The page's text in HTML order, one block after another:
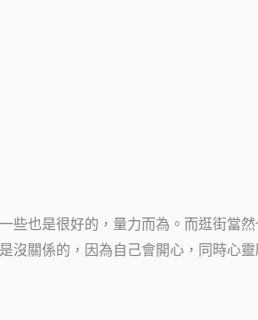
也是很好的，量力而為。而逛街當
沒關係的，因為自己會開心，同時心靈